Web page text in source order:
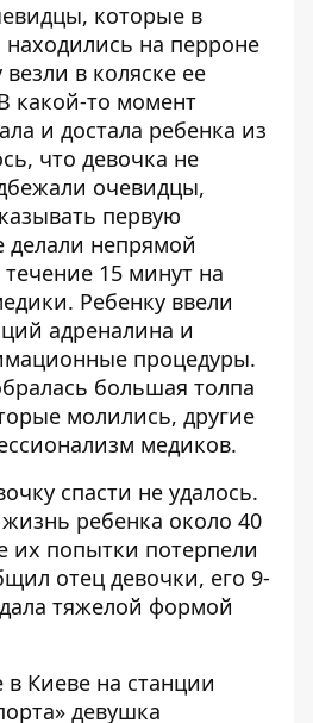
которые в
на перроне
в коляске ее
какой-то момент
и достала ребенка из
что девочка не
очевидцы,
первую
непрямой
15 минут на
Ребенку ввели
адреналина и
процедуры.
большая толпа
молились, другие
медиков.
спасти не удалось.
ребенка около 40
их попытки потерпели
отец девочки, его 9-
тяжелой формой
Киеве на станции
девушка